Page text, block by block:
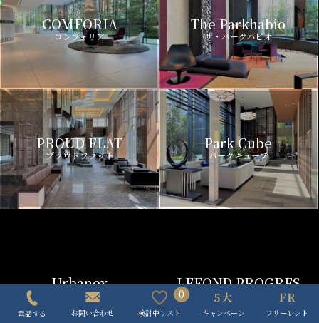
COMFORIA
コンフォリア
The Parkhabio
ザ・パークハビオ
PROUD FLAT
プラウドフラット
Park Cube
パークキューブ
アーバネックス
電話する お問い合わせ
0
検討中リスト キャンペーン フリーレント